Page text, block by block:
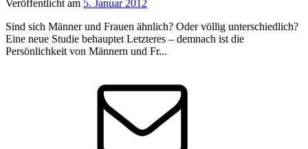
Veröffentlicht am 5. Januar 2012
Sind sich Männer und Frauen ähnlich? Oder völlig unterschiedlich?
Eine neue Studie behauptet Letzteres – demnach ist die
Persönlichkeit von Männern und Fr...